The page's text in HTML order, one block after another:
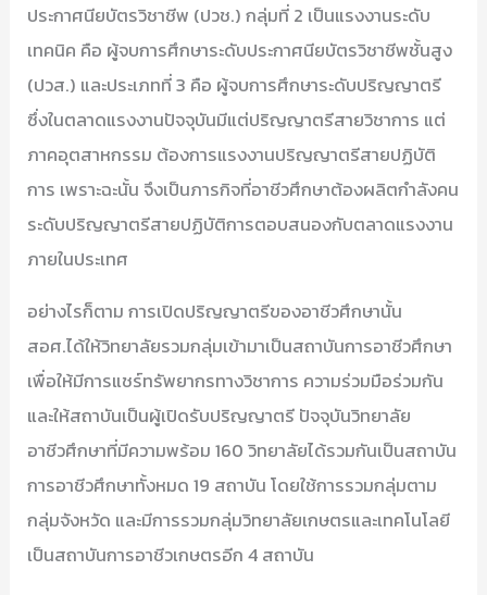
ประกาศนียบัตรวิชาชีพ (ปวช.) กลุ่มที่ 2 เป็นแรงงานระดับ
เทคนิค คือ ผู้จบการศึกษาระดับประกาศนียบัตรวิชาชีพชั้นสูง
(ปวส.) และประเภทที่ 3 คือ ผู้จบการศึกษาระดับปริญญาตรี
ซึ่งในตลาดแรงงานปัจจุบันมีแต่ปริญญาตรีสายวิชาการ แต่
ภาคอุตสาหกรรม ต้องการแรงงานปริญญาตรีสายปฏิบัติ
การ เพราะฉะนั้น จึงเป็นภารกิจที่อาชีวศึกษาต้องผลิตกำลังคน
ระดับปริญญาตรีสายปฏิบัติการตอบสนองกับตลาดแรงงาน
ภายในประเทศ
อย่างไรก็ตาม การเปิดปริญญาตรีของอาชีวศึกษานั้น
สอศ.ได้ให้วิทยาลัยรวมกลุ่มเข้ามาเป็นสถาบันการอาชีวศึกษา
เพื่อให้มีการแชร์ทรัพยากรทางวิชาการ ความร่วมมือร่วมกัน
และให้สถาบันเป็นผู้เปิดรับปริญญาตรี ปัจจุบันวิทยาลัย
อาชีวศึกษาที่มีความพร้อม 160 วิทยาลัยได้รวมกันเป็นสถาบัน
การอาชีวศึกษาทั้งหมด 19 สถาบัน โดยใช้การรวมกลุ่มตาม
กลุ่มจังหวัด และมีการรวมกลุ่มวิทยาลัยเกษตรและเทคโนโลยี
เป็นสถาบันการอาชีวเกษตรอีก 4 สถาบัน